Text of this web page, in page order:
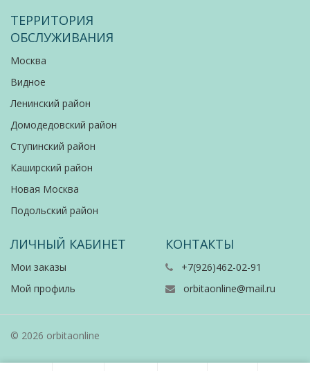
ТЕРРИТОРИЯ
ОБСЛУЖИВАНИЯ
Москва
Видное
Ленинский район
Домодедовский район
Ступинский район
Каширский район
Новая Москва
Подольский район
ЛИЧНЫЙ КАБИНЕТ
Мои заказы
Мой профиль
КОНТАКТЫ
+7(926)462-02-91
orbitaonline@mail.ru
© 2026 orbitaonline